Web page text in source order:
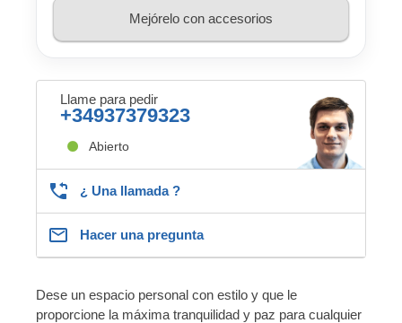
Mejórelo con accesorios
Llame para pedir
+34937379323
Abierto
¿ Una llamada ?
Hacer una pregunta
Dese un espacio personal con estilo y que le
proporcione la máxima tranquilidad y paz para cualquier